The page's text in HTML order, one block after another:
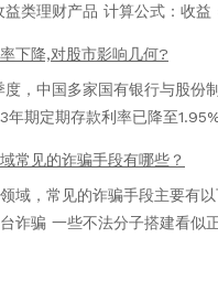
益类理财产品 计算公式：收
下降,对股市影响几何?
，中国多家国有银行与股份
年期定期存款利率已降至
常见的诈骗手段有哪些？
域，常见的诈骗手段主要有以
诈骗 一些不法分子搭建看似